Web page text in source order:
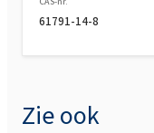
61791-14-8
Zie ook